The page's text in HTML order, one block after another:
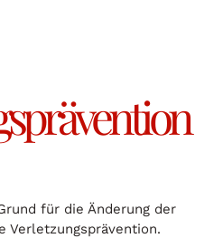
für die Änderung der
Verletzungsprävention.